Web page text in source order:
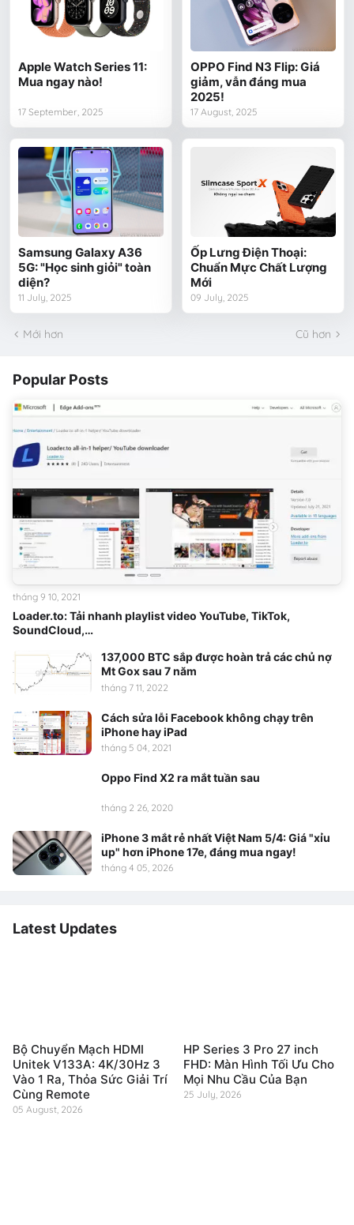
Apple Watch Series 11:
Mua ngay nào!
17 September, 2025
OPPO Find N3 Flip: Giá
giảm, vẫn đáng mua
2025!
17 August, 2025
Samsung Galaxy A36
5G: "Học sinh giỏi" toàn
diện?
11 July, 2025
Ốp Lưng Điện Thoại:
Chuẩn Mực Chất Lượng
Mới
09 July, 2025
Mới hơn Cũ hơn
Popular Posts
Loader.to: Tải nhanh playlist video YouTube, TikTok,
SoundCloud,…
tháng 9 10, 2021
137,000 BTC sắp được hoàn trả các chủ nợ
Mt Gox sau 7 năm
tháng 7 11, 2022
Cách sửa lỗi Facebook không chạy trên
iPhone hay iPad
tháng 5 04, 2021
Oppo Find X2 ra mắt tuần sau
tháng 2 26, 2020
iPhone 3 mắt rẻ nhất Việt Nam 5/4: Giá "xỉu
up" hơn iPhone 17e, đáng mua ngay!
tháng 4 05, 2026
Latest Updates
Bộ Chuyển Mạch HDMI
Unitek V133A: 4K/30Hz 3
Vào 1 Ra, Thỏa Sức Giải Trí
Cùng Remote
05 August, 2026
HP Series 3 Pro 27 inch
FHD: Màn Hình Tối Ưu Cho
Mọi Nhu Cầu Của Bạn
25 July, 2026